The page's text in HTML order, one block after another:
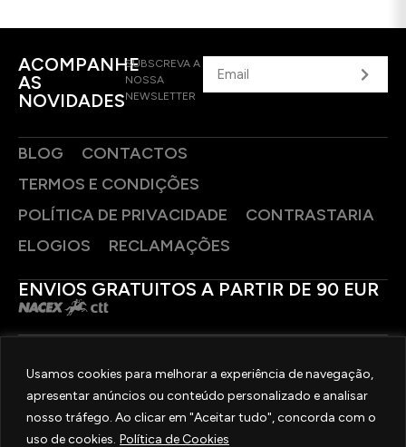
Usamos cookies para melhorar a experiência de navegação,
apresentar anúncios ou conteúdo personalizado e analisar
nosso tráfego. Ao clicar em "Aceitar tudo", concorda com o
uso de cookies. Política de Cookies
ACOMPANHE
AS
NOVIDADES
SUBSCREVA A
NOSSA
NEWSLETTER
BLOG
CONTACTOS
TERMOS E CONDIÇÕES
POLÍTICA DE PRIVACIDADE
CONTRASTARIA
ELOGIOS
RECLAMAÇÕES
ENVIOS GRATUITOS A PARTIR DE 90 EUR
SIGA-NOS
2025 © OURIVESARIA FRADIZELA